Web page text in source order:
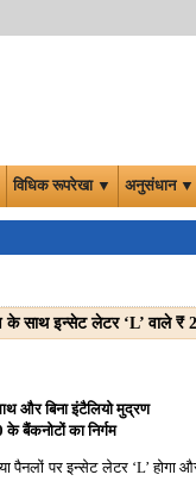
विधिक रूपरेखा ▼ अनुसंधान ▼
साथ इन्सेट लेटर ‘L’ वाले ₹
और बिना इंटैलियो मुद्रण
बैंकनोटों का निर्गम
पैनलों पर इन्सेट लेटर ‘L’ होगा